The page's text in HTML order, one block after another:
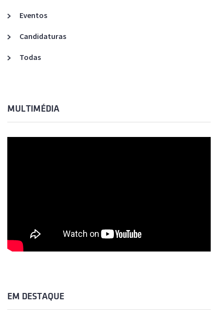
Eventos
Candidaturas
Todas
MULTIMÉDIA
EM DESTAQUE